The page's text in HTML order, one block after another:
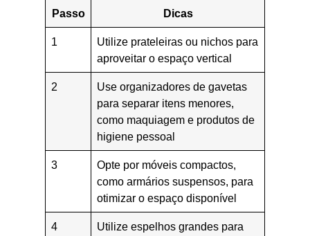
Passo Dicas
1
Utilize prateleiras ou nichos para
aproveitar o espaço vertical
2
Use organizadores de gavetas
para separar itens menores,
como maquiagem e produtos de
higiene pessoal
3
Opte por móveis compactos,
como armários suspensos, para
otimizar o espaço disponível
4
Utilize espelhos grandes para